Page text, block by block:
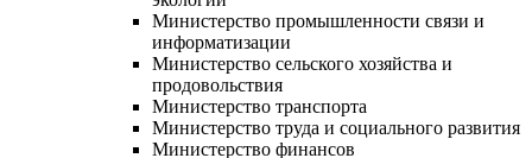
Министерство промышленности связи и
информатизации
Министерство сельского хозяйства и
продовольствия
Министерство транспорта
Министерство труда и социального развития
Министерство финансов